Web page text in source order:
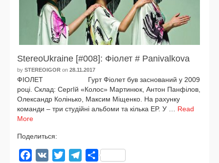
StereoUkraine [#008]: Фіолет # Panivalkova
by STEREOIGOR on 28.11.2017
ФІОЛЕТ Гурт Фіолет був зас­но­ва­ний у 2009
році. Склад: СергІй «Колос» Мартинюк, Антон Панфілов,
Олександр Колінько, Максим Міщенко. На рахун­ку
коман­ди – три студій­ні аль­бо­ми та кіль­ка EP. У … Read
More
Поделиться:
Facebook
VK Twitter TelegramОтправить